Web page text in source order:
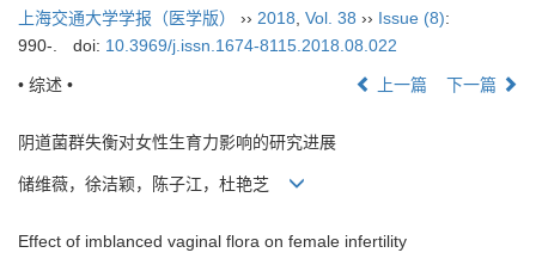
上海交通大学学报（医学版） ›› 2018 Vol. 38 ›› Issue (8):
990-.
doi: 10.3969/j.issn.1674-8115.2018.08.022
• 综述 • 上一篇 下一篇
阴道菌群失衡对女性生育力影响的研究进展
储维薇，徐洁颖，陈子江，杜艳芝
Effect of imblanced vaginal flora on female infertility